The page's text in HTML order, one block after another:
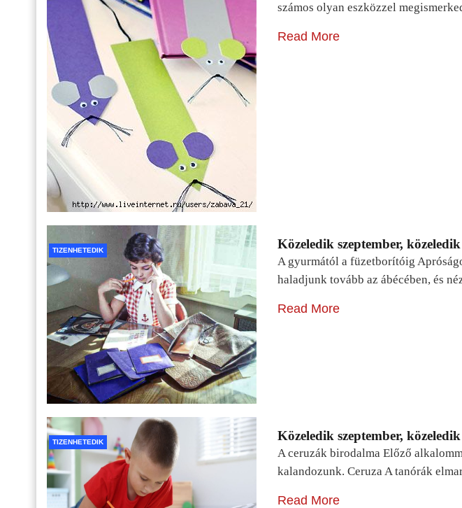
számos olyan eszközzel
Read More
TIZENHETEDIK Közeledik szeptember,
A gyurmától a füzetborítóig
haladjunk tovább az ábécében, és
Read More
TIZENHETEDIK Közeledik szeptember,
A ceruzák birodalma Előző
kalandozunk. Ceruza A tanórák
Read More